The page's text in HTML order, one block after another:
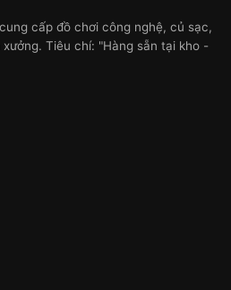
cấp đồ chơi công nghệ, củ sạc,
Tiêu chí: "Hàng sẵn tại kho -